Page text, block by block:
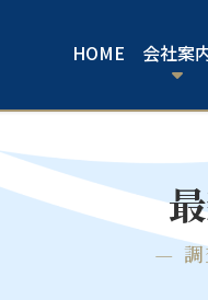
HOME 会社案